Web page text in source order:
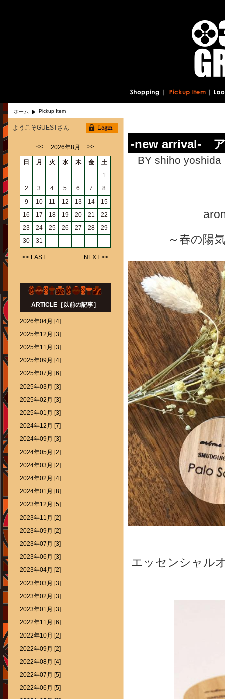
ホーム Pickup Item
-new arrival-
BY shiho
～春の陽
エッセンシャル
ようこそGUESTさん
<< 2026年8月 >>
日 月 火 水 木 金
土
1
2
3 4 5 6 7
8
9
10 11 12 13 14
15
16
17 18 19 20 21
22
23
24 25 26 27 28
29
30
31
<< LAST NEXT >>
ARTICLE［以前の記事］
2026年04月 [4]
2025年12月 [3]
2025年11月 [3]
2025年09月 [4]
2025年07月 [6]
2025年03月 [3]
2025年02月 [3]
2025年01月 [3]
2024年12月 [7]
2024年09月 [3]
2024年05月 [2]
2024年03月 [2]
2024年02月 [4]
2024年01月 [8]
2023年12月 [5]
2023年11月 [2]
2023年09月 [2]
2023年07月 [3]
2023年06月 [3]
2023年04月 [2]
2023年03月 [3]
2023年02月 [3]
2023年01月 [3]
2022年11月 [6]
2022年10月 [2]
2022年09月 [2]
2022年08月 [4]
2022年07月 [5]
2022年06月 [5]